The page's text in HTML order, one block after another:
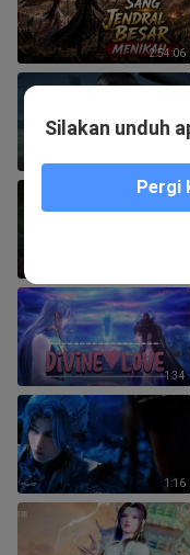
2:54:06
1:34
1:16
Silakan unduh
Pergi